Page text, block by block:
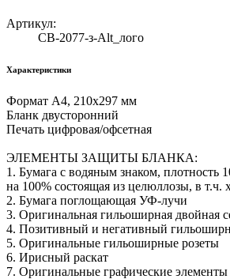
Артикул:
СВ-2077-з-Alt_лого
Характеристики
Формат А4, 210х297 мм
Бланк двусторонний
Печать цифровая/офсетная
ЭЛЕМЕНТЫ ЗАЩИТЫ БЛАНКА:
1. Бумага с водяным знаком, плотность
на 100% состоящая из целюллозы, в т.ч.
2. Бумага поглощающая УФ-лучи
3. Оригинальная гильоширная двойная
4. Позитивный и негативный
5. Оригинальные гильоширные розеты
6. Ирисный раскат
7. Оригинальные графические элементы